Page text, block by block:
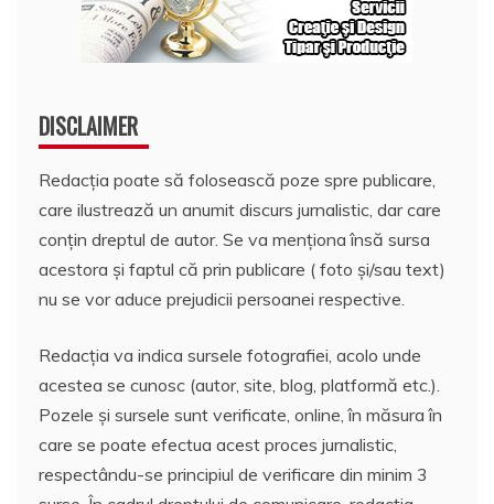
DISCLAIMER
Redacția poate să folosească poze spre publicare,
care ilustrează un anumit discurs jurnalistic, dar care
conțin dreptul de autor. Se va menționa însă sursa
acestora și faptul că prin publicare ( foto și/sau text)
nu se vor aduce prejudicii persoanei respective.
Redacția va indica sursele fotografiei, acolo unde
acestea se cunosc (autor, site, blog, platformă etc.).
Pozele și sursele sunt verificate, online, în măsura în
care se poate efectua acest proces jurnalistic,
respectându-se principiul de verificare din minim 3